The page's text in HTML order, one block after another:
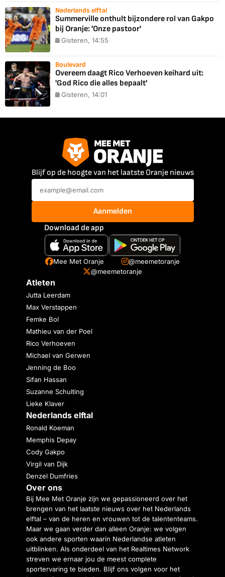
Nederlands elftal
Summerville onthult bijzondere rol van Gakpo
bij Oranje: 'Onze pastoor'
Gisteren, 14:55
Boulevard
Overeem daagt Rico Verhoeven keihard uit:
'God Rico die alles bepaalt'
Gisteren, 14:01
Blijf op de hoogte van het laatste Oranje nieuws
Aanmelden
Download de app
Mee Met Oranje
@meemetoranje
@meemetoranje
Atleten
Jutta Leerdam
Max Verstappen
Femke Bol
Mathieu van der Poel
Rico Verhoeven
Michael van Gerwen
Jenning de Boo
Sifan Hassan
Suzanne Schulting
Lieke Klaver
Nederlands elftal
Ronald Koeman
Memphis Depay
Cody Gakpo
Virgil van Dijk
Denzel Dumfries
Over ons
Bij Mee Met Oranje zijn we gepassioneerd over het
brengen van het laatste nieuws over het Nederlands
elftal – van de heren en vrouwen tot de talententeams.
Maar we gaan verder dan alleen Oranje: we volgen
ook andere sporten waarin Nederlandse atleten
uitblinken. Als onderdeel van het Realtimes Network
streven we ernaar jou de meest complete
sportervaring te bieden. Blijf ons volgen voor het